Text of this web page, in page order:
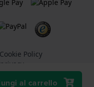
al carrello
Cookie Policy